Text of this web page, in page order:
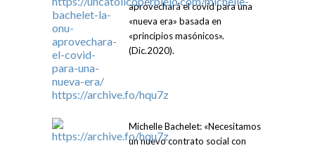
aprovechará el covid para una
«nueva era» basada en
«principios masónicos».
(Dic.2020).
Michelle Bachelet: «Necesitamos
un nuevo contrato social con